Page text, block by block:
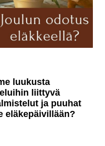
luukusta
liittyvä
ja puuhat
eläkepäivillään?